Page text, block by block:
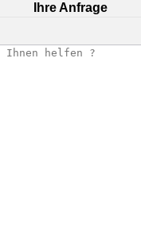
Ihre Anfrage